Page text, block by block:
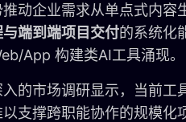
动企业需求从单点式内容
端到端项目交付的系统化
App 构建类AI工具涌现。
的市场调研显示，当前工
支撑跨职能协作的规模化